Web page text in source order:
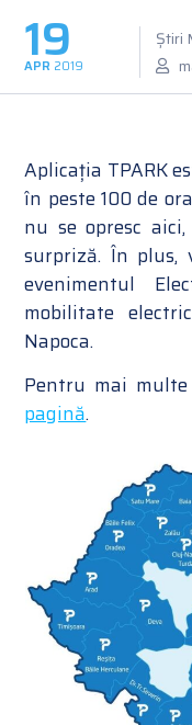
19
APR 2019
Știri
Aplicația TPARK
în peste 100 de
nu se opresc
surpriză. În plus,
evenimentul
mobilitate
Napoca.
Pentru mai
pagină.